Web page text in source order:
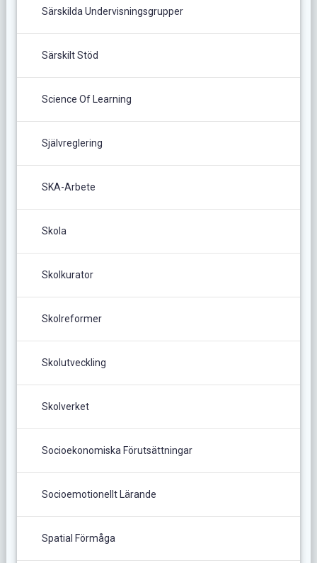
Särskilda Undervisningsgrupper
Särskilt Stöd
Science Of Learning
Självreglering
SKA-Arbete
Skola
Skolkurator
Skolreformer
Skolutveckling
Skolverket
Socioekonomiska Förutsättningar
Socioemotionellt Lärande
Spatial Förmåga